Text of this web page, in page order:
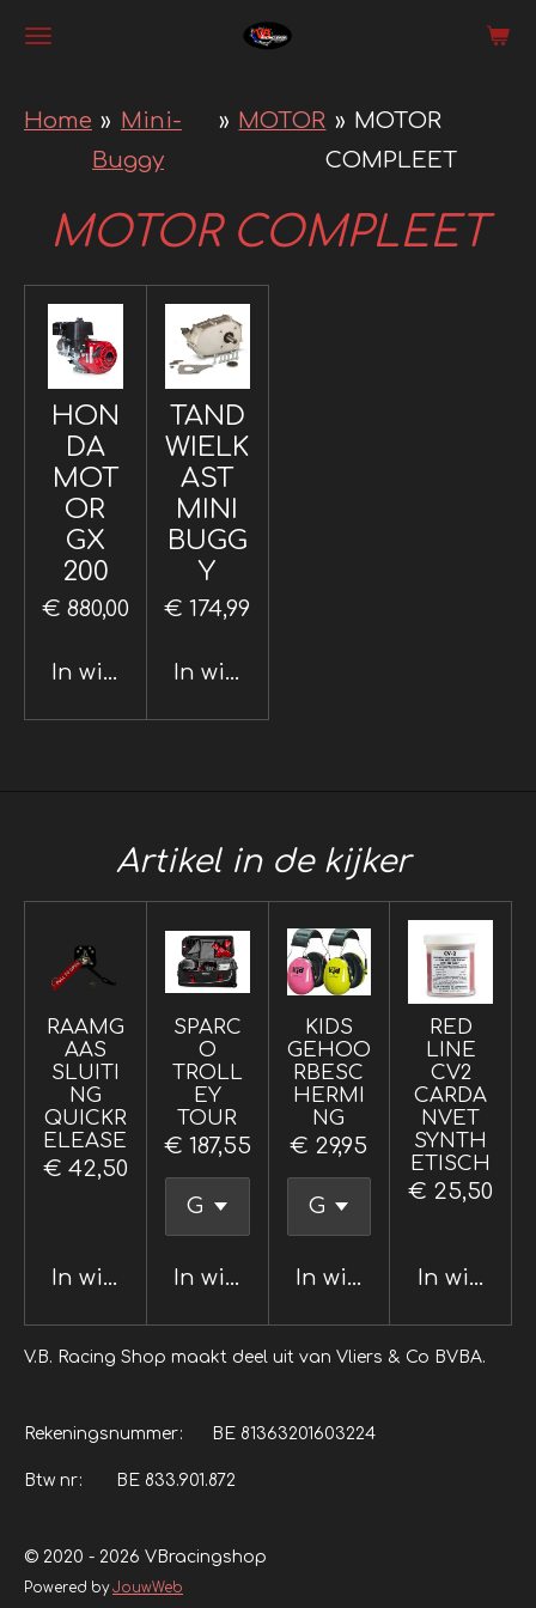
Ga
naar
Home » Mini-
Buggy
» MOTOR » MOTOR
COMPLEET
MOTOR COMPLEET
HON
DA
MOT
OR
GX
200
€ 880,00
In winkelwagen
TAND
WIELK
AST
MINI
BUGG
Y
€ 174,99
In winkelwagen
Artikel in de kijker
RAAMG
AAS
SLUITI
NG
QUICKR
ELEASE
€ 42,50
In winkelwagen
SPARC
O
TROLL
EY
TOUR
€ 187,55
In winkelwagen
KIDS
GEHOO
RBESC
HERMI
NG
€ 29,95
In winkelwagen
RED
LINE
CV2
CARDA
NVET
SYNTH
ETISCH
€ 25,50
In
V.B. Racing Shop maakt deel uit van Vliers & Co BVBA.
Rekeningsnummer: BE 81363201603224
Btw nr: BE 833.901.872
© 2020 - 2026 VBracingshop
Powered byJouwWeb